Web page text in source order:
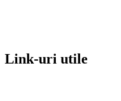
Link-uri utile